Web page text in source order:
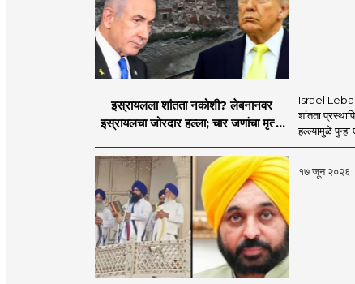
इस्रायलला शांतता नकोशी? लेबनानवर
इस्रायलचा जोरदार हल्ला; चार जणांचा मृत्यू,
Israel
शांतता
हल्ल्यामुळे पुन्हा
१७ जून २०२६